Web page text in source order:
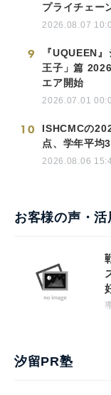
プライチェー
2026.08.07
9
『UQUEEN
王子」篇
エア開始
2026.07.01
10
ISHCMCの
点、学年平均
2026.08.06
お客様の声・活
汐留PR塾